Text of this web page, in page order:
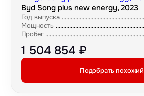
Byd Song plus new energy, 2023
Год выпуска
Мощность
Пробег
1 504 854 ₽
Подобрать похожий